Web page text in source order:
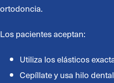
ortodoncia.
Los pacientes aceptan:
Utiliza los elásticos
Cepíllate y usa hilo